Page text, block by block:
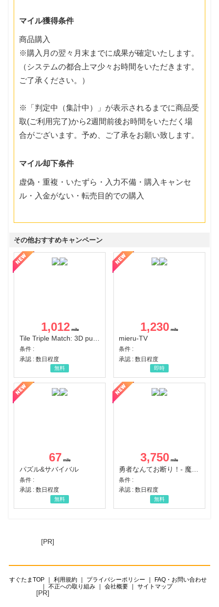
マイル獲得条件
商品購入
※購入月の翌々月末までに成果が確定いたします。
（システムの都合上マ少々お時間をいただきます。
ご了承ください。）
※「判定中（集計中）」が表示されるまでに商品受
取(ご利用完了)から2週間前後お時間をいただく場
合がございます。予め、ご了承をお願い致します。
マイル却下条件
虚偽・重複・いたずら・入力不備・購入キャンセ
ル・入金がない・転売目的での購入
その他おすすめキャンペーン
1,012
Tile Triple Match: 3D puzzle
条件 :
承認 : 数日程度
無料
1,230
mieru-TV
条件 :
承認 : 数日程度
即時
67
パズル&サバイバル
条件 :
承認 : 数日程度
無料
3,750
条件 :
承認 : 数日程度
無料
[PR]
すぐたまTOP 利用規約 プライバシーポリシー
FAQ・お問い合わせ
不正への取り組み
会社概要 サイトマップ
[PR]